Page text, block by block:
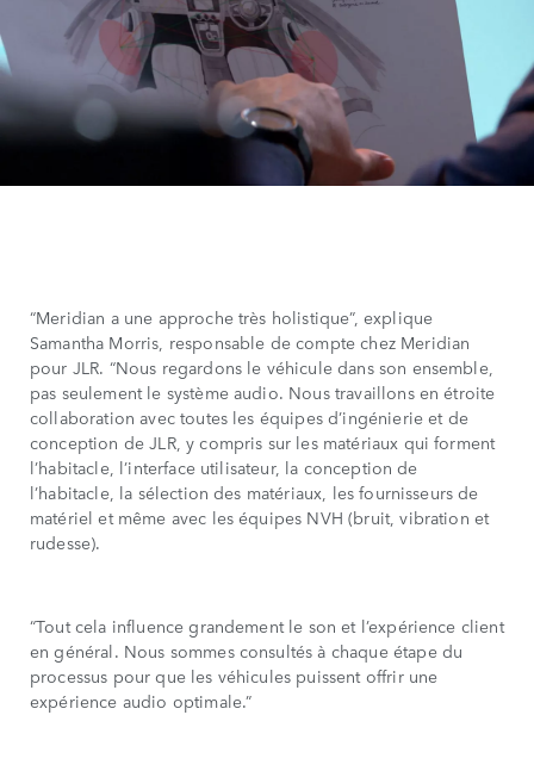
“Meridian a une approche très holistique”, explique
Samantha Morris, responsable de compte chez Meridian
pour JLR. “Nous regardons le véhicule dans son ensemble,
pas seulement le système audio. Nous travaillons en étroite
collaboration avec toutes les équipes d’ingénierie et de
conception de JLR, y compris sur les matériaux qui forment
l’habitacle, l’interface utilisateur, la conception de
l’habitacle, la sélection des matériaux, les fournisseurs de
matériel et même avec les équipes NVH (bruit, vibration et
rudesse).
“Tout cela influence grandement le son et l’expérience client
en général. Nous sommes consultés à chaque étape du
processus pour que les véhicules puissent offrir une
expérience audio optimale.”